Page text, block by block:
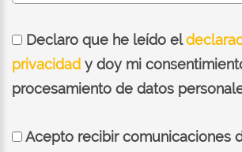
Declaro que he leído el
privacidad y doy mi
procesamiento de datos
Acepto recibir comunicaciones